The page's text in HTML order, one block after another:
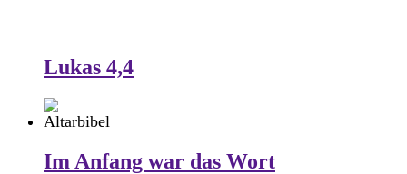
Lukas 4,4
Im Anfang war das Wort